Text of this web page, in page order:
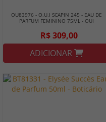
OU83976 - O.U.I SCAPIN 245 - EAU DE
PARFUM FEMININO 75ML - OUI
R$ 309,00
ADICIONAR